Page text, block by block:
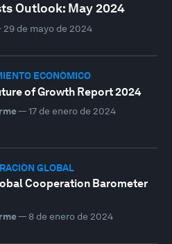
Outlook: May 2024
29 de mayo de 2024
ECONÓMICO
of Growth Report 2024
— 17 de enero de 2024
GLOBAL
Cooperation Barometer
— 8 de enero de 2024